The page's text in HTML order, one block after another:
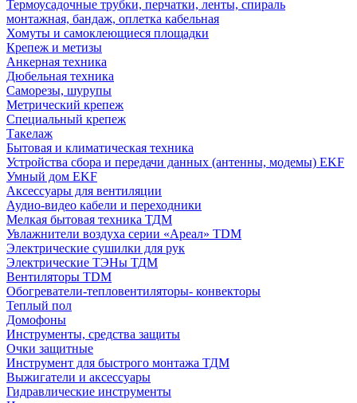
Термоусадочные трубки, перчатки, ленты, спираль
монтажная, бандаж, оплетка кабельная
Хомуты и самоклеющиеся площадки
Крепеж и метизы
Анкерная техника
Дюбельная техника
Саморезы, шурупы
Метрический крепеж
Специальный крепеж
Такелаж
Бытовая и климатическая техника
Устройства сбора и передачи данных (антенны, модемы) EKF
Умный дом EKF
Аксессуары для вентиляции
Аудио-видео кабели и переходники
Мелкая бытовая техника ТДМ
Увлажнители воздуха серии «Ареал» TDM
Электрические сушилки для рук
Электрические ТЭНы ТДМ
Вентиляторы TDM
Обогреватели-тепловентиляторы- конвекторы
Теплый пол
Домофоны
Инструменты, средства защиты
Очки защитные
Инструмент для быстрого монтажа ТДМ
Выжигатели и аксессуары
Гидравлические инструменты